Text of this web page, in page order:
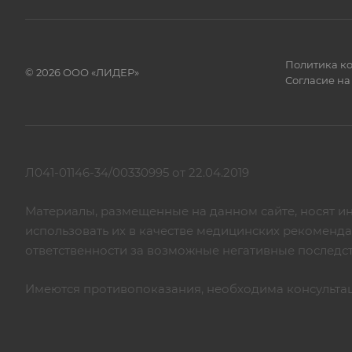
© 2026 ООО «ЛИДЕР»
Политика
Согласие
Л041-01146-34/00330995 от 22.04.2019
Материалы, размещенные на данном сайте, носят
использовать их в качестве медицинских
ответственности за возможные негативные
Имеются противопоказания, необходима